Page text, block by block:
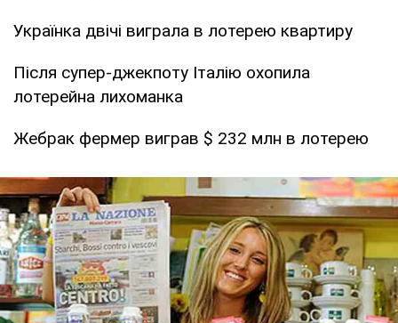
Українка двічі виграла в лотерею квартиру
Після супер-джекпоту Італію охопила
лотерейна лихоманка
Жебрак фермер виграв $ 232 млн в лотерею